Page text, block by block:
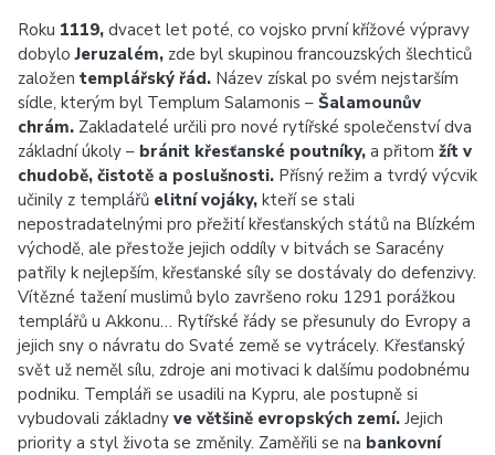
Roku 1119, dvacet let poté, co vojsko první křížové výpravy
dobyloJeruzalém, zde byl skupinou francouzských šlechticů
založen templářský řád. Název získal po svém nejstarším
sídle, kterým byl Templum Salamonis – Šalamounův
chrám. Zakladatelé určili pro nové rytířské společenství dva
základní úkoly – bránit křesťanské poutníky, a přitom žít v
chudobě, čistotě a poslušnosti. Přísný režim a tvrdý výcvik
učinily z templářů elitní vojáky, kteří se stali
nepostradatelnými pro přežití křesťanských států na Blízkém
východě, ale přestože jejich oddíly v bitvách se Saracény
patřily k nejlepším, křesťanské síly se dostávaly do defenzivy.
Vítězné tažení muslimů bylo završeno roku 1291 porážkou
templářů u Akkonu… Rytířské řády se přesunuly do Evropy a
jejich sny o návratu do Svaté země se vytrácely. Křesťanský
svět už neměl sílu, zdroje ani motivaci k dalšímu podobnému
podniku. Templáři se usadili na Kypru, ale postupně si
vybudovali základny ve většině evropských zemí. Jejich
priority a styl života se změnily. Zaměřili se na bankovní